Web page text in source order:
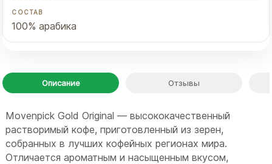
СОСТАВ
100% арабика
Описание Отзывы
Movenpick Gold Original — высококачественный
растворимый кофе, приготовленный из зерен,
собранных в лучших кофейных регионах мира.
Отличается ароматным и насыщенным вкусом,